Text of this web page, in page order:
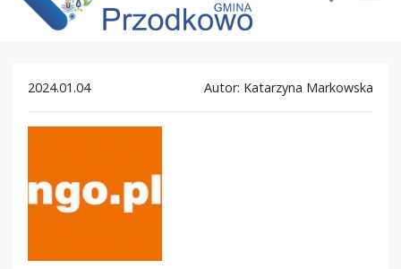
2024.01.04 Autor: Katarzyna Markowska